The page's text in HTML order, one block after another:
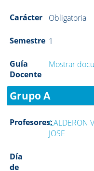
Carácter Obligatoria
Semestre 1
Guía
Docente
Mostrar
Grupo A
Profesores:CALDERON
JOSE
Día
de